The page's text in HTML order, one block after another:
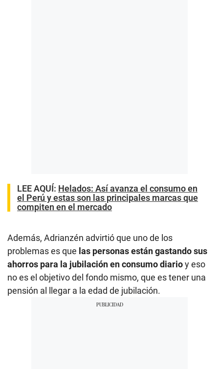
LEE AQUÍ: Helados: Así avanza el consumo en
el Perú y estas son las principales marcas que
compiten en el mercado
Además, Adrianzén advirtió que uno de los
problemas es que las personas están gastando sus
ahorros para la jubilación en consumo diarioy eso
no es el objetivo del fondo mismo, que es tener una
pensión al llegar a la edad de jubilación.